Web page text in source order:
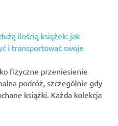
ilością książek: jak
i transportować swoje
fizyczne przeniesienie
podróż, szczególnie gdy
książki. Każda kolekcja